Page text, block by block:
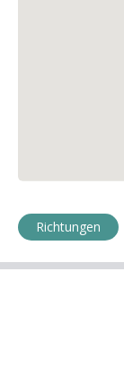
Richtungen